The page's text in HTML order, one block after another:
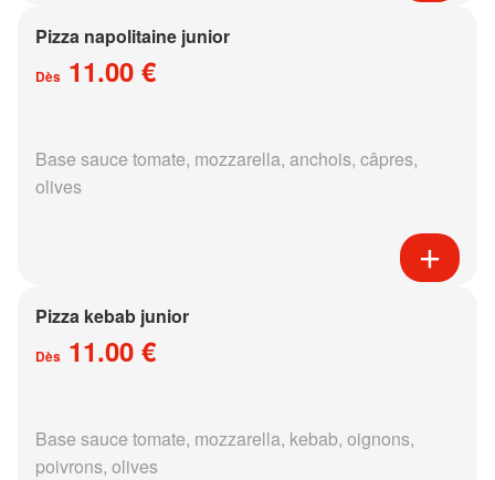
Pizza napolitaine junior
Dès 11.00 €
Base sauce tomate, mozzarella, anchois, câpres,
olives
Pizza kebab junior
Dès 11.00 €
Base sauce tomate, mozzarella, kebab, oignons,
poivrons, olives